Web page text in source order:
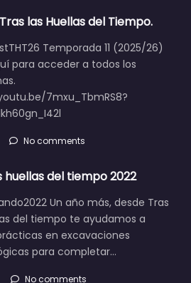
las Huellas del Tiempo.
Temporada 11 (2025/26)
para acceder a todos los
7mxu_TbmRS8?
No comments
huellas del tiempo 2022
Un año más, desde Tras
del tiempo te ayudamos a
en excavaciones
para completar…
No comments